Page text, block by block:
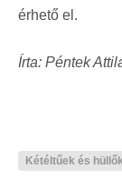
érhető el.
Írta: Péntek
Kétéltűek és